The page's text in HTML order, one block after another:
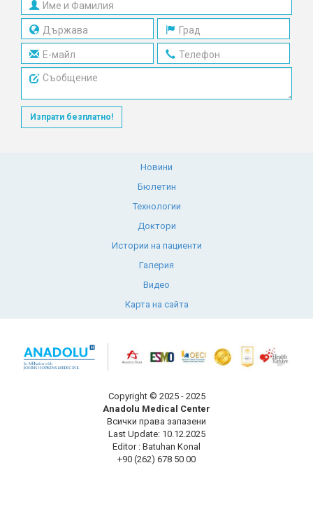
Изпрати безплатно!
Новини
Бюлетин
Технологии
Доктори
Истории на пациенти
Галерия
Видео
Карта на сайта
Copyright © 2025 - 2025
Anadolu Medical Center
Всички права запазени
Last Update: 10.12.2025
Editor : Batuhan Konal
+90 (262) 678 50 00